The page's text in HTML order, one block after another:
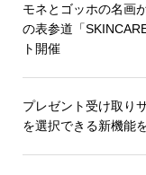
モネとゴッホの名画
の表参道「
ト開催
プレゼント受け取り
を選択できる新機能